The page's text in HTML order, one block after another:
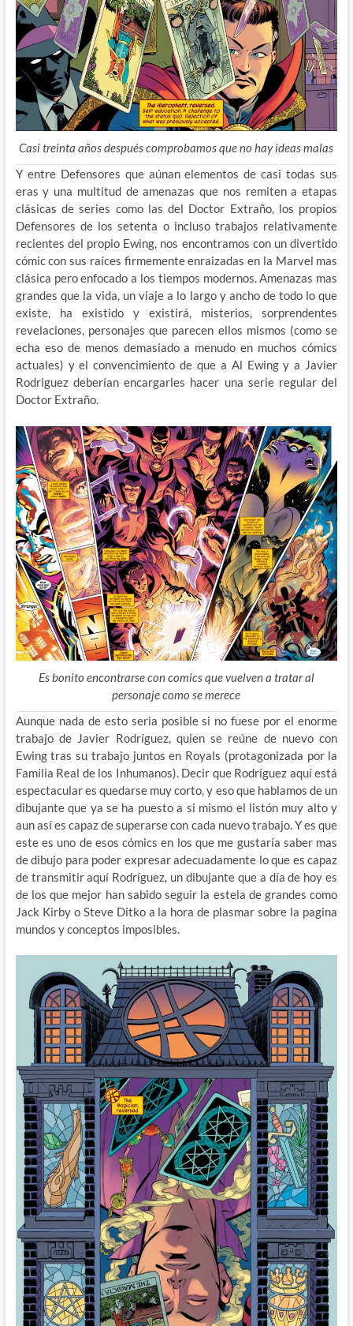
Casi treinta años después comprobamos que no hay ideas malas
Y entre Defensores que aúnan elementos de casi todas sus
eras y una multitud de amenazas que nos remiten a etapas
clásicas de series como las del Doctor Extraño, los propios
Defensores de los setenta o incluso trabajos relativamente
recientes del propio Ewing, nos encontramos con un divertido
cómic con sus raíces firmemente enraizadas en la Marvel mas
clásica pero enfocado a los tiempos modernos. Amenazas mas
grandes que la vida, un viaje a lo largo y ancho de todo lo que
existe, ha existido y existirá, misterios, sorprendentes
revelaciones, personajes que parecen ellos mismos (como se
echa eso de menos demasiado a menudo en muchos cómics
actuales) y el convencimiento de que a Al Ewing y a Javier
Rodriguez deberían encargarles hacer una serie regular del
Doctor Extraño.
Es bonito encontrarse con comics que vuelven a tratar al
personaje como se merece
Aunque nada de esto seria posible si no fuese por el enorme
trabajo de Javier Rodríguez, quien se reúne de nuevo con
Ewing tras su trabajo juntos en Royals (protagonizada por la
Familia Real de los Inhumanos). Decir que Rodríguez aquí está
espectacular es quedarse muy corto, y eso que hablamos de un
dibujante que ya se ha puesto a si mismo el listón muy alto y
aun así es capaz de superarse con cada nuevo trabajo. Y es que
este es uno de esos cómics en los que me gustaría saber mas
de dibujo para poder expresar adecuadamente lo que es capaz
de transmitir aquí Rodríguez, un dibujante que a día de hoy es
de los que mejor han sabido seguir la estela de grandes como
Jack Kirby o Steve Ditko a la hora de plasmar sobre la pagina
mundos y conceptos imposibles.